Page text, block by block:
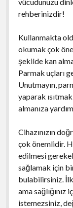
rehberinizdir!
Kullanmakta
okumak çok
şekilde kan
Parmak uçları
Unutmayın,
yaparak
almanıza
Cihazınızın
çok önemlidir.
edilmesi
sağlamak için bir
bulabilirsiniz.
ama sağlığınız
istemezsiniz,